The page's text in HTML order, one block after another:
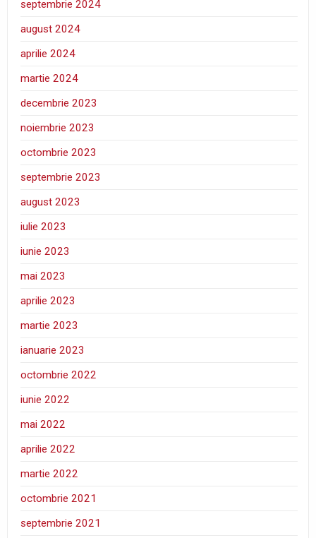
septembrie 2024
august 2024
aprilie 2024
martie 2024
decembrie 2023
noiembrie 2023
octombrie 2023
septembrie 2023
august 2023
iulie 2023
iunie 2023
mai 2023
aprilie 2023
martie 2023
ianuarie 2023
octombrie 2022
iunie 2022
mai 2022
aprilie 2022
martie 2022
octombrie 2021
septembrie 2021